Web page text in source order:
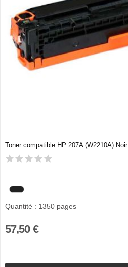
Toner compatible HP 207A (W2210A) Noir
Quantité : 1350 pages
57,50 €